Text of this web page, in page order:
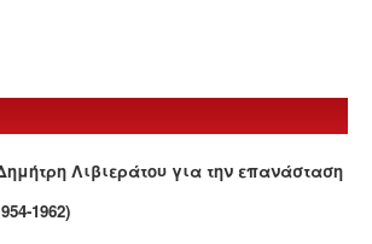
Λιβιεράτου για την επανάσταση
1962)